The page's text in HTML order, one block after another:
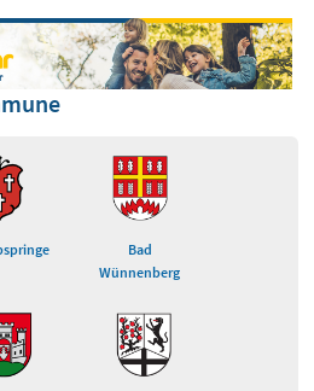
Bad
Wünnenberg